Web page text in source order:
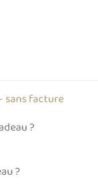
sans facture
?
?